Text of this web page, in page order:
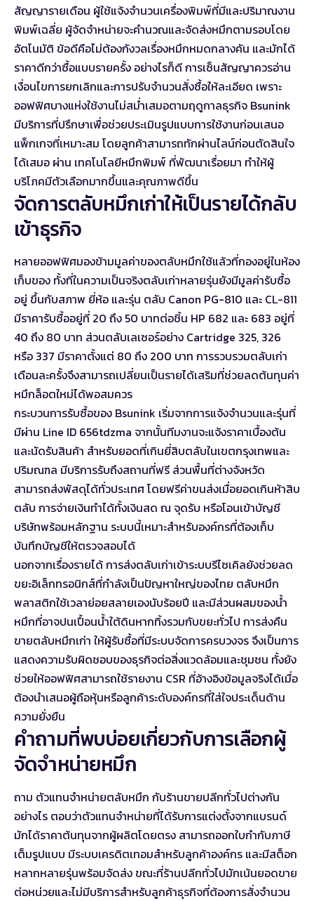
สัญญารายเดือน ผู้ใช้แจ้งจำนวนเครื่องพิมพ์ที่มีและปริมาณงาน
พิมพ์เฉลี่ย ผู้จัดจำหน่ายจะคำนวณและจัดส่งหมึกตามรอบโดย
อัตโนมัติ ข้อดีคือไม่ต้องกังวลเรื่องหมึกหมดกลางคัน และมักได้
ราคาดีกว่าซื้อแบบรายครั้ง อย่างไรก็ดี การเซ็นสัญญาควรอ่าน
เงื่อนไขการยกเลิกและการปรับจำนวนสั่งซื้อให้ละเอียด เพราะ
ออฟฟิศบางแห่งใช้งานไม่สม่ำเสมอตามฤดูกาลธุรกิจ Bsunink
มีบริการที่ปรึกษาเพื่อช่วยประเมินรูปแบบการใช้งานก่อนเสนอ
แพ็กเกจที่เหมาะสม โดยลูกค้าสามารถทักผ่านไลน์ก่อนตัดสินใจ
ได้เสมอ ผ่าน เทคโนโลยีหมึกพิมพ์ ที่พัฒนาเรื่อยมา ทำให้ผู้
บริโภคมีตัวเลือกมากขึ้นและคุณภาพดีขึ้น
จัดการตลับหมึกเก่าให้เป็นรายได้กลับ
เข้าธุรกิจ
หลายออฟฟิศมองข้ามมูลค่าของตลับหมึกใช้แล้วที่กองอยู่ในห้อง
เก็บของ ทั้งที่ในความเป็นจริงตลับเก่าหลายรุ่นยังมีมูลค่ารับซื้อ
อยู่ ขึ้นกับสภาพ ยี่ห้อ และรุ่น ตลับ Canon PG-810 และ CL-811
มีราคารับซื้ออยู่ที่ 20 ถึง 50 บาทต่อชิ้น HP 682 และ 683 อยู่ที่
40 ถึง 80 บาท ส่วนตลับเลเซอร์อย่าง Cartridge 325, 326
หรือ 337 มีราคาตั้งแต่ 80 ถึง 200 บาท การรวบรวมตลับเก่า
เดือนละครั้งจึงสามารถเปลี่ยนเป็นรายได้เสริมที่ช่วยลดต้นทุนค่า
หมึกล็อตใหม่ได้พอสมควร
กระบวนการรับซื้อของ Bsunink เริ่มจากการแจ้งจำนวนและรุ่นที่
มีผ่าน Line ID 656tdzma จากนั้นทีมงานจะแจ้งราคาเบื้องต้น
และนัดรับสินค้า สำหรับยอดที่เกินยี่สิบตลับในเขตกรุงเทพและ
ปริมณฑล มีบริการรับถึงสถานที่ฟรี ส่วนพื้นที่ต่างจังหวัด
สามารถส่งพัสดุได้ทั่วประเทศ โดยฟรีค่าขนส่งเมื่อยอดเกินห้าสิบ
ตลับ การจ่ายเงินทำได้ทั้งเงินสด ณ จุดรับ หรือโอนเข้าบัญชี
บริษัทพร้อมหลักฐาน ระบบนี้เหมาะสำหรับองค์กรที่ต้องเก็บ
บันทึกบัญชีให้ตรวจสอบได้
นอกจากเรื่องรายได้ การส่งตลับเก่าเข้าระบบรีไซเคิลยังช่วยลด
ขยะอิเล็กทรอนิกส์ที่กำลังเป็นปัญหาใหญ่ของไทย ตลับหมึก
พลาสติกใช้เวลาย่อยสลายเองนับร้อยปี และมีส่วนผสมของน้ำ
หมึกที่อาจปนเปื้อนน้ำใต้ดินหากทิ้งรวมกับขยะทั่วไป การส่งคืน
ขายตลับหมึกเก่า ให้ผู้รับซื้อที่มีระบบจัดการครบวงจร จึงเป็นการ
แสดงความรับผิดชอบของธุรกิจต่อสิ่งแวดล้อมและชุมชน ทั้งยัง
ช่วยให้ออฟฟิศสามารถใช้รายงาน CSR ที่อ้างอิงข้อมูลจริงได้เมื่อ
ต้องนำเสนอผู้ถือหุ้นหรือลูกค้าระดับองค์กรที่ใส่ใจประเด็นด้าน
ความยั่งยืน
คำถามที่พบบ่อยเกี่ยวกับการเลือกผู้
จัดจำหน่ายหมึก
ถาม ตัวแทนจำหน่ายตลับหมึก กับร้านขายปลีกทั่วไปต่างกัน
อย่างไร ตอบว่าตัวแทนจำหน่ายที่ได้รับการแต่งตั้งจากแบรนด์
มักได้ราคาต้นทุนจากผู้ผลิตโดยตรง สามารถออกใบกำกับภาษี
เต็มรูปแบบ มีระบบเครดิตเทอมสำหรับลูกค้าองค์กร และมีสต็อก
หลากหลายรุ่นพร้อมจัดส่ง ขณะที่ร้านปลีกทั่วไปมักเน้นยอดขาย
ต่อหน่วยและไม่มีบริการสำหรับลูกค้าธุรกิจที่ต้องการสั่งจำนวน